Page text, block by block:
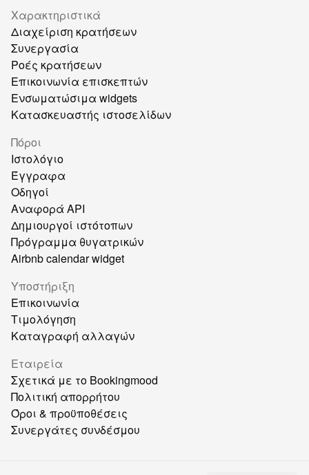
Χαρακτηριστικά
Διαχείριση κρατήσεων
Συνεργασία
Ροές κρατήσεων
Επικοινωνία επισκεπτών
Ενσωματώσιμα widgets
Κατασκευαστής ιστοσελίδων
Πόροι
Ιστολόγιο
Έγγραφα
Οδηγοί
Αναφορά API
Δημιουργοί ιστότοπων
Πρόγραμμα θυγατρικών
Airbnb calendar widget
Υποστήριξη
Επικοινωνία
Τιμολόγηση
Καταγραφή αλλαγών
Εταιρεία
Σχετικά με το Bookingmood
Πολιτική απορρήτου
Όροι & προϋποθέσεις
Συνεργάτες συνδέσμου